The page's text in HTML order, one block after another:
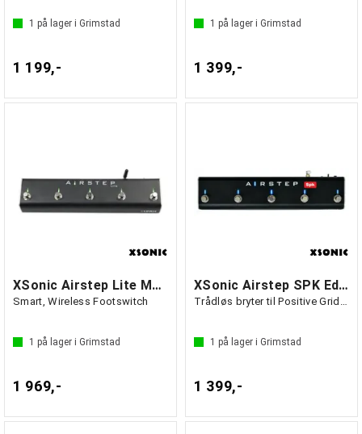
1 på lager i Grimstad
1 199,-
1 på lager i Grimstad
1 399,-
XSonic Airstep Lite Multi Controller
Smart, Wireless Footswitch
1 på lager i Grimstad
1 969,-
XSonic Airstep SPK Edition
Trådløs bryter til Positive Grid Spark
1 på lager i Grimstad
1 399,-